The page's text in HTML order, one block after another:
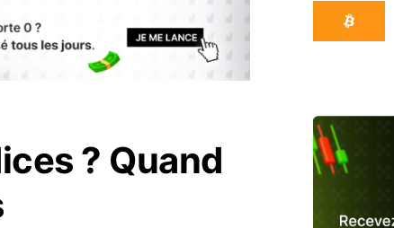
? Quand